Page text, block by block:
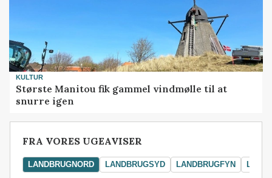
KULTUR
Største Manitou fik gammel vindmølle til at
snurre igen
FRA VORES UGEAVISER
LANDBRUGNORD LANDBRUGSYD LANDBRUGFYN